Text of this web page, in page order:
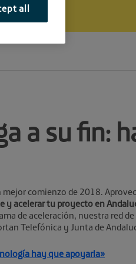
a su fin:
comienzo de 2018.
y acelerar tu proyecto en
de aceleración, nuestra red
Telefónica y Junta de
hay que apoyarla»
all